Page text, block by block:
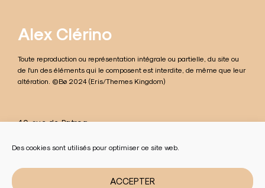
Des cookies sont utilisés pour optimiser ce site web.
ACCEPTER
t
i
o
d
e
l
Alex Clérino
Toute reproduction ou représentation intégrale ou partielle, du site ou
de l'un des éléments qui le composent est interdite, de même que leur
altération. ©Bø 2024 (Eris/Themes Kingdom)
40, rue de Patroa
France
infoalex@clerino.fr